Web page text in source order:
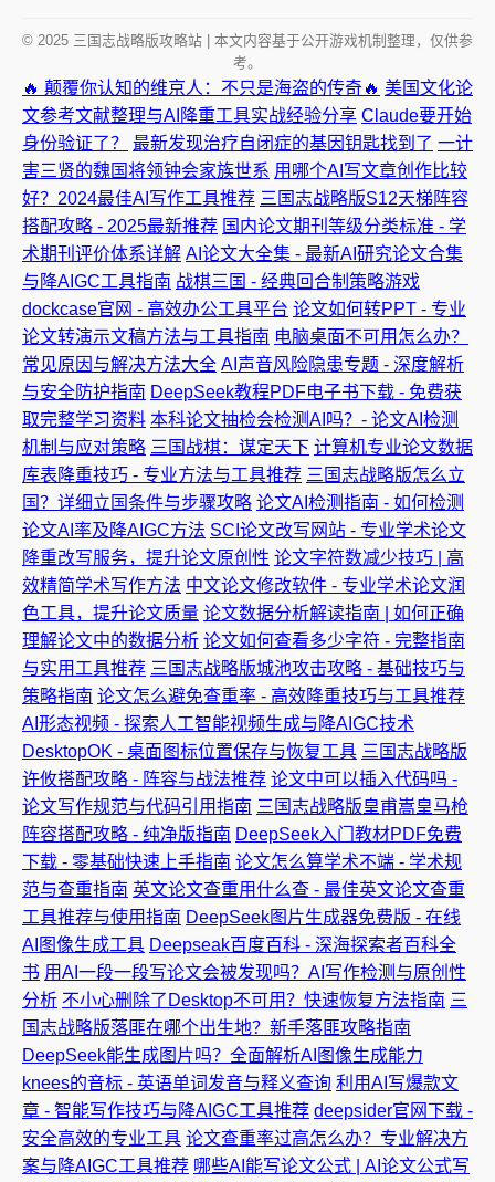
© 2025 三国志战略版攻略站 | 本文内容基于公开游戏机制整理，仅供参
考。
🔥 颠覆你认知的维京人：不只是海盗的传奇🔥 美国文化论
文参考文献整理与AI降重工具实战经验分享 Claude要开始
身份验证了？
最新发现治疗自闭症的基因钥匙找到了 一计
害三贤的魏国将领钟会家族世系 用哪个AI写文章创作比较
好？2024最佳AI写作工具推荐 三国志战略版S12天梯阵容
搭配攻略 - 2025最新推荐 国内论文期刊等级分类标准 - 学
术期刊评价体系详解 AI论文大全集 - 最新AI研究论文合集
与降AIGC工具指南 战棋三国 - 经典回合制策略游戏
dockcase官网 - 高效办公工具平台 论文如何转PPT - 专业
论文转演示文稿方法与工具指南 电脑桌面不可用怎么办？
常见原因与解决方法大全 AI声音风险隐患专题 - 深度解析
与安全防护指南 DeepSeek教程PDF电子书下载 - 免费获
取完整学习资料 本科论文抽检会检测AI吗？- 论文AI检测
机制与应对策略 三国战棋：谋定天下 计算机专业论文数据
库表降重技巧 - 专业方法与工具推荐 三国志战略版怎么立
国？详细立国条件与步骤攻略 论文AI检测指南 - 如何检测
论文AI率及降AIGC方法 SCI论文改写网站 - 专业学术论文
降重改写服务，提升论文原创性 论文字符数减少技巧 | 高
效精简学术写作方法 中文论文修改软件 - 专业学术论文润
色工具，提升论文质量 论文数据分析解读指南 | 如何正确
理解论文中的数据分析 论文如何查看多少字符 - 完整指南
与实用工具推荐 三国志战略版城池攻击攻略 - 基础技巧与
策略指南 论文怎么避免查重率 - 高效降重技巧与工具推荐
AI形态视频 - 探索人工智能视频生成与降AIGC技术
DesktopOK - 桌面图标位置保存与恢复工具 三国志战略版
许攸搭配攻略 - 阵容与战法推荐 论文中可以插入代码吗 -
论文写作规范与代码引用指南 三国志战略版皇甫嵩皇马枪
阵容搭配攻略 - 纯净版指南 DeepSeek入门教材PDF免费
下载 - 零基础快速上手指南 论文怎么算学术不端 - 学术规
范与查重指南 英文论文查重用什么查 - 最佳英文论文查重
工具推荐与使用指南 DeepSeek图片生成器免费版 - 在线
AI图像生成工具 Deepseak百度百科 - 深海探索者百科全
书 用AI一段一段写论文会被发现吗？AI写作检测与原创性
分析 不小心删除了Desktop不可用？快速恢复方法指南 三
国志战略版落匪在哪个出生地？新手落匪攻略指南
DeepSeek能生成图片吗？全面解析AI图像生成能力
knees的音标 - 英语单词发音与释义查询 利用AI写爆款文
章 - 智能写作技巧与降AIGC工具推荐 deepsider官网下载 -
安全高效的专业工具 论文查重率过高怎么办？专业解决方
案与降AIGC工具推荐 哪些AI能写论文公式 | AI论文公式写